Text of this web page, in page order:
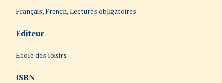
Français, French, Lectures obligatoires
Editeur
Ecole des loisirs
ISBN